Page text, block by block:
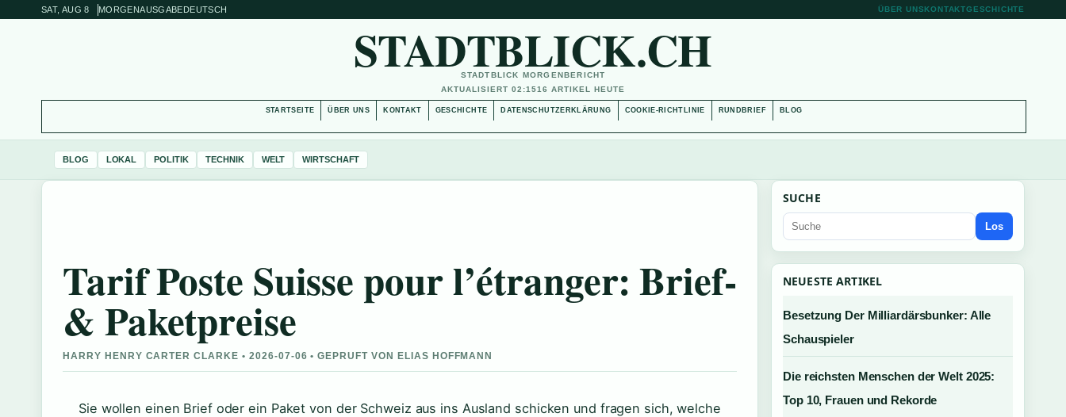
SAT, AUG 8 MORGENAUSGABEDEUTSCH ÜBER UNSKONTAKTGESCHICHTE
STADTBLICK.CH
STADTBLICK MORGENBERICHT
AKTUALISIERT 02:1516 ARTIKEL HEUTE
STARTSEITE ÜBER UNS KONTAKT GESCHICHTE DATENSCHUTZERKLÄRUNG COOKIE-RICHTLINIE RUNDBRIEF BLOG
BLOG LOKAL POLITIK TECHNIK WELT WIRTSCHAFT
Tarif Poste Suisse pour l’étranger: Brief-
& Paketpreise
HARRY HENRY CARTER CLARKE • 2026-07-06 • GEPRUFT VON ELIAS HOFFMANN
Sie wollen einen Brief oder ein Paket von der Schweiz aus ins Ausland schicken und fragen sich, welche
SUCHE
Los
NEUESTE ARTIKEL
Besetzung Der Milliardärsbunker: Alle
Schauspieler
Die reichsten Menschen der Welt 2025:
Top 10, Frauen und Rekorde